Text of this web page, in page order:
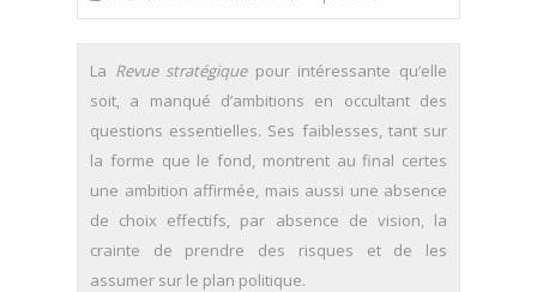
La Revue stratégique pour intéressante qu’elle
soit, a manqué d’ambitions en occultant des
questions essentielles. Ses faiblesses, tant sur
la forme que le fond, montrent au final certes
une ambition affirmée, mais aussi une absence
de choix effectifs, par absence de vision, la
crainte de prendre des risques et de les
assumer sur le plan politique.